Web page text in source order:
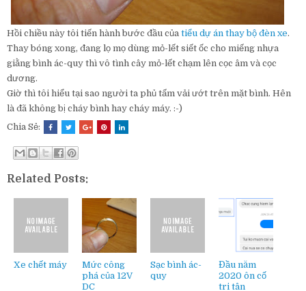
Hồi chiều này tôi tiến hành bước đầu của tiểu dự án thay bộ đèn xe.
Thay bóng xong, đang lọ mọ dùng mỏ-lết siết ốc cho miếng nhựa
giằng bình ác-quy thì vô tình cây mỏ-lết chạm lên cọc âm và cọc
dương.
Giờ thì tôi hiểu tại sao người ta phủ tấm vải ướt trên mặt bình. Hên
là đã không bị cháy bình hay cháy máy. :-)
Chia Sẻ:
Related Posts:
Xe chết máy
Mức công
phá của 12V
DC
Sạc bình ác-
quy
Đầu năm
2020 ôn cố
tri tân